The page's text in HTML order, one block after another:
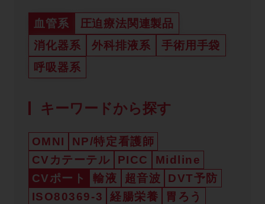
血管系
圧迫療法関連製品
消化器系
外科排液系
手術用手袋
呼吸器系
キーワードから探す
OMNI
NP/特定看護師
CVカテーテル
PICC
Midline
CVポート
輸液 超音波
DVT予防
ISO80369-3
経腸栄養
胃ろう